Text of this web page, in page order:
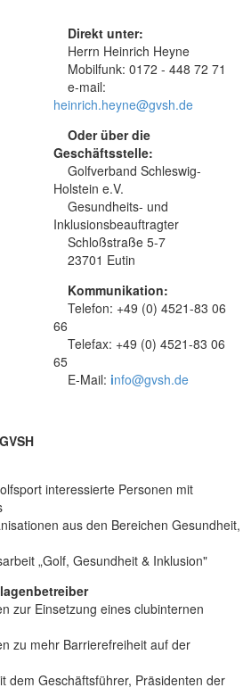
Direkt unter:
Herrn Heinrich Heyne
Mobilfunk: 0172 - 448 72 71
e-mail:
heinrich.heyne@gvsh.de
Oder über die
Geschäftsstelle:
Golfverband Schleswig-
Holstein e.V.
Gesundheits- und
Inklusionsbeauftragter
Schloßstraße 5-7
23701 Eutin
Kommunikation:
Telefon: +49 (0) 4521-83 06
66
Telefax: +49 (0) 4521-83 06
65
E-Mail: info@gvsh.de
interessierte Personen mit
aus den Bereichen Gesundheit,
„Golf, Gesundheit & Inklusion"
zur Einsetzung eines clubinternen
zu mehr Barrierefreiheit auf der
dem Geschäftsführer, Präsidenten der